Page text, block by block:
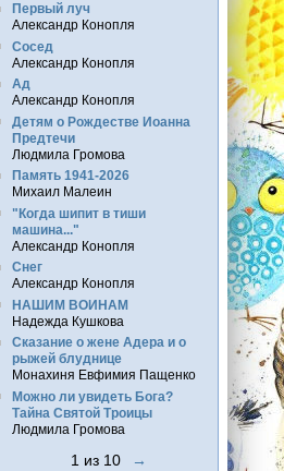
Первый луч
Александр Конопля
Сосед
Александр Конопля
Ад
Александр Конопля
Детям о Рождестве Иоанна
Предтечи
Людмила Громова
Память 1941-2026
Михаил Малеин
"Когда шипит в тиши
машина..."
Александр Конопля
Снег
Александр Конопля
НАШИМ ВОИНАМ
Надежда Кушкова
Сказание о жене Адера и о
рыжей блуднице
Монахиня Евфимия Пащенко
Можно ли увидеть Бога?
Тайна Святой Троицы
Людмила Громова
1 из 10 →